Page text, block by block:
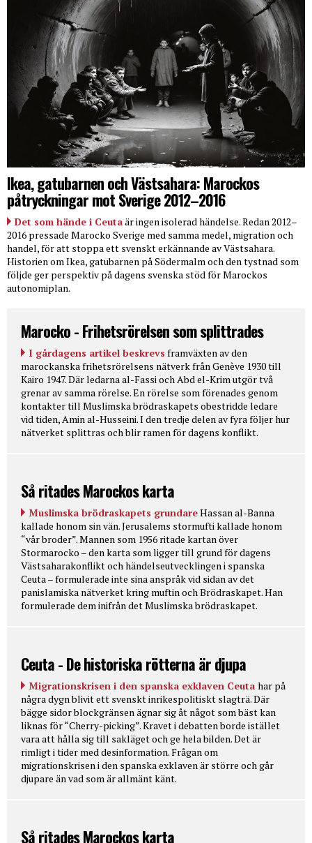
Ikea, gatubarnen och Västsahara: Marockos
påtryckningar mot Sverige 2012–2016
Det som hände i Ceutaär ingen isolerad händelse. Redan 2012–
2016 pressade Marocko Sverige med samma medel, migration och
handel, för att stoppa ett svenskt erkännande av Västsahara.
Historien om Ikea, gatubarnen på Södermalm och den tystnad som
följde ger perspektiv på dagens svenska stöd för Marockos
autonomiplan.
Marocko - Frihetsrörelsen som splittrades
I gårdagens artikel beskrevs framväxten av den
marockanska frihetsrörelsens nätverk från Genève 1930 till
Kairo 1947. Där ledarna al-Fassi och Abd el-Krim utgör två
grenar av samma rörelse. En rörelse som förenades genom
kontakter till Muslimska brödraskapets obestridde ledare
vid tiden, Amin al-Husseini. I den tredje delen av fyra följer hur
nätverket splittras och blir ramen för dagens konflikt.
Så ritades Marockos karta
Muslimska brödraskapets grundareHassan al-Banna
kallade honom sin vän. Jerusalems stormufti kallade honom
“vår broder”. Mannen som 1956 ritade kartan över
Stormarocko – den karta som ligger till grund för dagens
Västsaharakonflikt och händelseutvecklingen i spanska
Ceuta – formulerade inte sina anspråk vid sidan av det
panislamiska nätverket kring muftin och Brödraskapet. Han
formulerade dem inifrån det Muslimska brödraskapet.
Ceuta - De historiska rötterna är djupa
Migrationskrisen i den spanska exklaven Ceuta har på
några dygn blivit ett svenskt inrikespolitiskt slagträ. Där
bägge sidor blockgränsen ägnar sig åt något som bäst kan
liknas för “Cherry-picking”. Kravet i debatten borde istället
vara att hålla sig till sakläget och ge hela bilden. Det är
rimligt i tider med desinformation. Frågan om
migrationskrisen i den spanska exklaven är större och går
djupare än vad som är allmänt känt.
Så ritades Marockos karta